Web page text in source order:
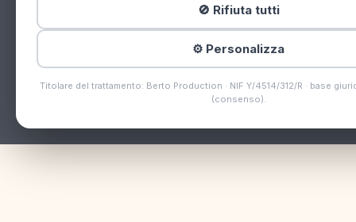
🚫 Rifiuta tutti
⚙️ Personalizza
Titolare del trattamento: Berto Production · NIF Y/4514/312/R · base
(consenso).